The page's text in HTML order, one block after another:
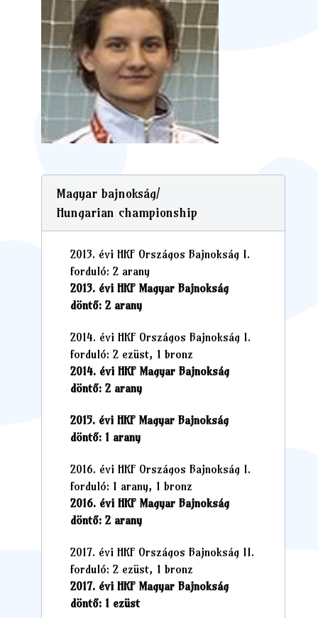
Magyar bajnokság/
Hungarian championship
2013. évi HKF Országos Bajnokság I.
forduló: 2 arany
2013. évi HKF Magyar Bajnokság
döntő: 2 arany
2014. évi HKF Országos Bajnokság I.
forduló: 2 ezüst, 1 bronz
2014. évi HKF Magyar Bajnokság
döntő: 2 arany
2015. évi HKF Magyar Bajnokság
döntő: 1 arany
2016. évi HKF Országos Bajnokság I.
forduló: 1 arany, 1 bronz
2016. évi HKF Magyar Bajnokság
döntő: 2 arany
2017. évi HKF Országos Bajnokság II.
forduló: 2 ezüst, 1 bronz
2017. évi HKF Magyar Bajnokság
döntő: 1 ezüst